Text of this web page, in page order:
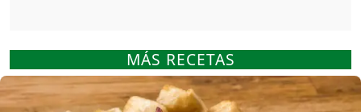
MÁS RECETAS